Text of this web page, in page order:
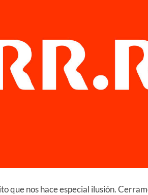
que nos hace especial ilusión.